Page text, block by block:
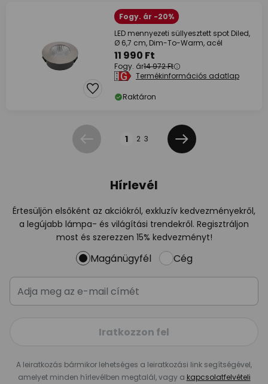
Fogy. ár -20%
LED mennyezeti süllyesztett spot Diled,
Ø 6,7 cm, Dim-To-Warm, acél
11 990 Ft
Fogy. ár14 972 Ft
Termékinformációs adatlap
Raktáron
Előző 1 2 3
Következő
Hírlevél
Értesüljön elsőként az akciókról, exkluzív kedvezményekről,
a legújabb lámpa- és világítási trendekről. Regisztráljon
most és szerezzen 15% kedvezményt!
Magánügyfél Cég
Iratkozzon fel
A leiratkozás bármikor lehetséges a leiratkozási link segítségével,
amelyet minden hírlevélben megtalál, vagy a kapcsolatfelvételi